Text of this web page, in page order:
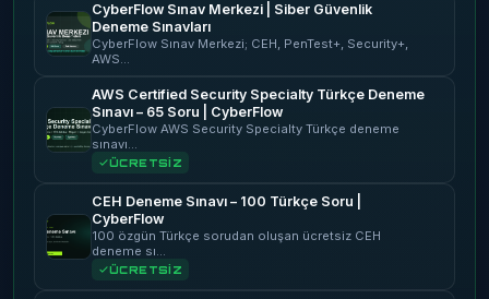
CyberFlow Sınav Merkezi | Siber Güvenlik
Deneme Sınavları
CyberFlow Sınav Merkezi; CEH, PenTest+, Security+,
AWS…
AWS Certified Security Specialty Türkçe Deneme
Sınavı – 65 Soru | CyberFlow
CyberFlow AWS Security Specialty Türkçe deneme
sınavı…
ÜCRETSİZ
CEH Deneme Sınavı – 100 Türkçe Soru |
CyberFlow
100 özgün Türkçe sorudan oluşan ücretsiz CEH
deneme sı…
ÜCRETSİZ